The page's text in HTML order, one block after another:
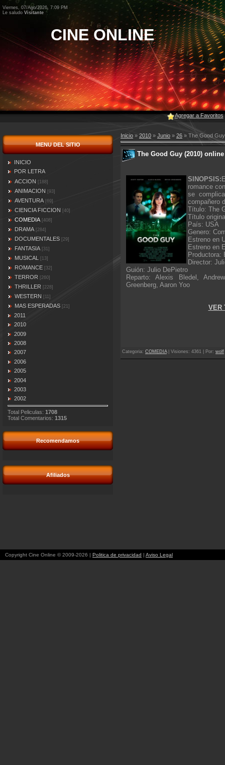
Viernes, 07/Ago/2026, 7:09 PM
Le saludo Visitante
CINE ONLINE
Agregar a Favoritos
MENU DEL SITIO
INICIO
POR LETRA
ACCION
[188]
ANIMACION [93]
AVENTURA [69]
CIENCIA FICCION [40]
COMEDIA [408]
DRAMA [284]
DOCUMENTALES [29]
FANTASIA [31]
MUSICAL [13]
ROMANCE [32]
TERROR [260]
THRILLER [228]
WESTERN [11]
MAS ESPERADAS [21]
2011
2010
2009
2008
2007
2006
2005
2004
2003
2002
Total Peliculas: 1708
Total Comentarios: 1315
Recomendamos
Afiliados
Inicio » 2010 » Junio » 26 » The Good
The Good Guy (2010) online
SINOPSIS:
romance
se
compañero
Título: The
Título
País: USA
Genero:
Estreno en
Estreno en
Productora:
Director:
Guión: Julio DePietro
Reparto: Alexis Bledel,
Greenberg, Aaron Yoo
VER
Categoria: COMEDIA| Visiones : 4361 | Por: wolf
Copyright Cine Online © 2009-2026 | Politica de privacidad | Aviso Legal